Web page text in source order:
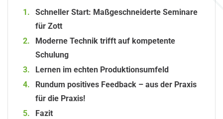
Schneller Start: Maßgeschneiderte Seminare
für Zott
Moderne Technik trifft auf kompetente
Schulung
Lernen im echten Produktionsumfeld
Rundum positives Feedback – aus der Praxis
für die Praxis!
Fazit